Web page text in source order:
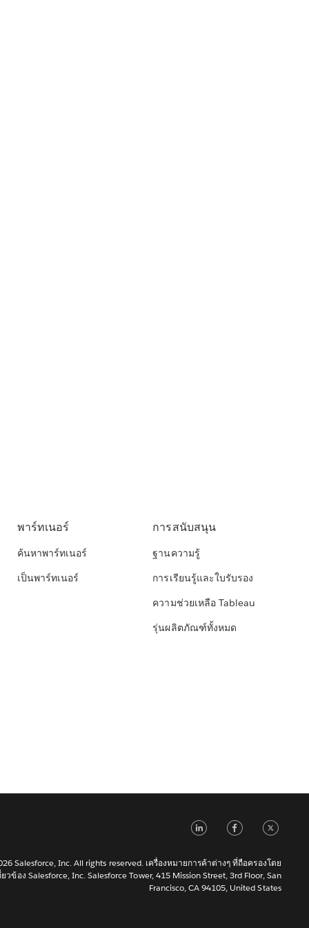
พาร์ทเนอร์
ค้นหาพาร์ทเนอร์
เป็นพาร์ทเนอร์
การสนับสนุน
ฐานความรู้
การเรียนรู้และใบรับรอง
ความช่วยเหลือ Tableau
รุ่นผลิตภัณฑ์ทั้งหมด
LinkedIn
Salesforce, Inc. All rights reserved. เครื่องหมายการค้าต่างๆ ที่ถือครองโดย
ยวข้อง Salesforce, Inc. Salesforce Tower, 415 Mission Street, 3rd Floor, San
Francisco, CA 94105, United States